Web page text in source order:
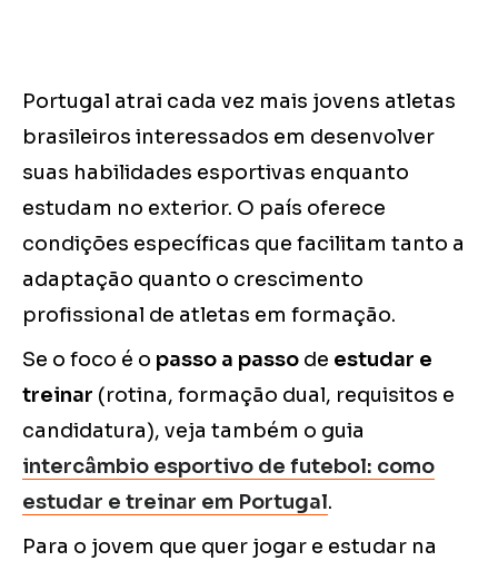
Portugal atrai cada vez mais jovens atletas
brasileiros interessados em desenvolver
suas habilidades esportivas enquanto
estudam no exterior. O país oferece
condições específicas que facilitam tanto a
adaptação quanto o crescimento
profissional de atletas em formação.
Se o foco é o passo a passo de estudar e
treinar (rotina, formação dual, requisitos e
candidatura), veja também o guia
intercâmbio esportivo de futebol: como
estudar e treinar em Portugal.
Para o jovem que quer jogar e estudar na